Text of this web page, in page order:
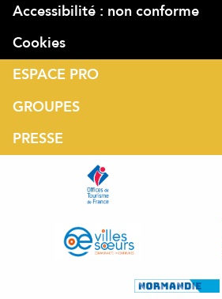
Accessibilité : non conforme
Cookies
ESPACE PRO
GROUPES
PRESSE